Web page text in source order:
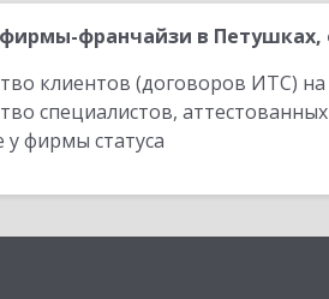
франчайзи в Петушках,
клиентов (договоров ИТС)
специалистов,
у фирмы статуса